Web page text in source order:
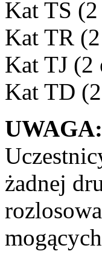
Kat TS
Kat TR
Kat TJ (2
Kat TD
UWAGA:
żadnej